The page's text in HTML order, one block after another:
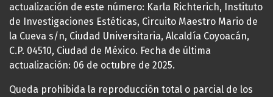
actualización de este número: Karla Richterich, Instituto
de Investigaciones Estéticas, Circuito Maestro Mario de
la Cueva s/n, Ciudad Universitaria, Alcaldía Coyoacán,
C.P. 04510, Ciudad de México. Fecha de última
actualización: 06 de octubre de 2025.
Queda prohibida la reproducción total o parcial de los